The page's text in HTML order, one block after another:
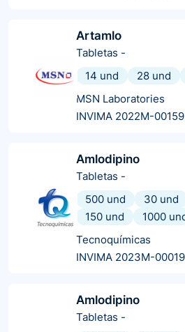
Artamlo
Tabletas -
14 und
28 und
MSN Laboratories
INVIMA 2022M-
Amlodipino
Tabletas -
500 und
30 und
150 und
1000
Tecnoquímicas
INVIMA 2023M-
Amlodipino
Tabletas -